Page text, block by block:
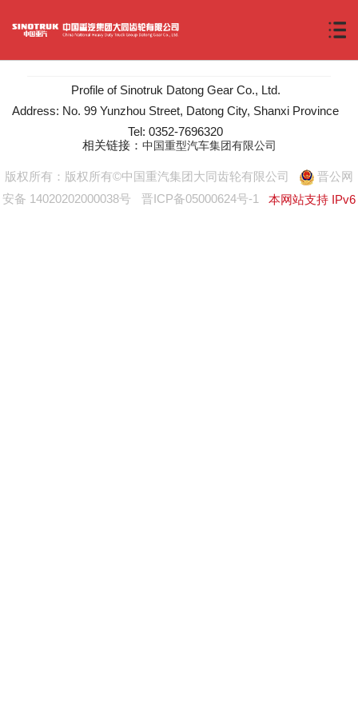
Profile of Sinotruk Datong Gear Co., Ltd.
Address: No. 99 Yunzhou Street, Datong City, Shanxi Province
Tel: 0352-7696320
相关链接： 中国重型汽车集团有限公司
版权所有：版权所有©中国重汽集团大同齿轮有限公司
晋公网
安备 14020202000038号
晋ICP备05000624号-1 本网站支持 IPv6